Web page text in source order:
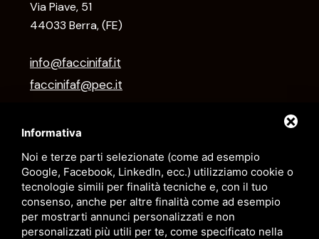
Informativa
Noi e terze parti selezionate (come ad esempio
Google, Facebook, LinkedIn, ecc.) utilizziamo cookie o
tecnologie simili per finalità tecniche e, con il tuo
consenso, anche per altre finalità come ad esempio
per mostrarti annunci personalizzati e non
personalizzati più utili per te, come specificato nella
Via Piave, 51
44033 Berra, (FE)
info@faccinifaf.it
faccinifaf@pec.it
ORARI
Lun/Ven
08–12 / 14:30–18:30
Sabato
Domenica
Chiuso